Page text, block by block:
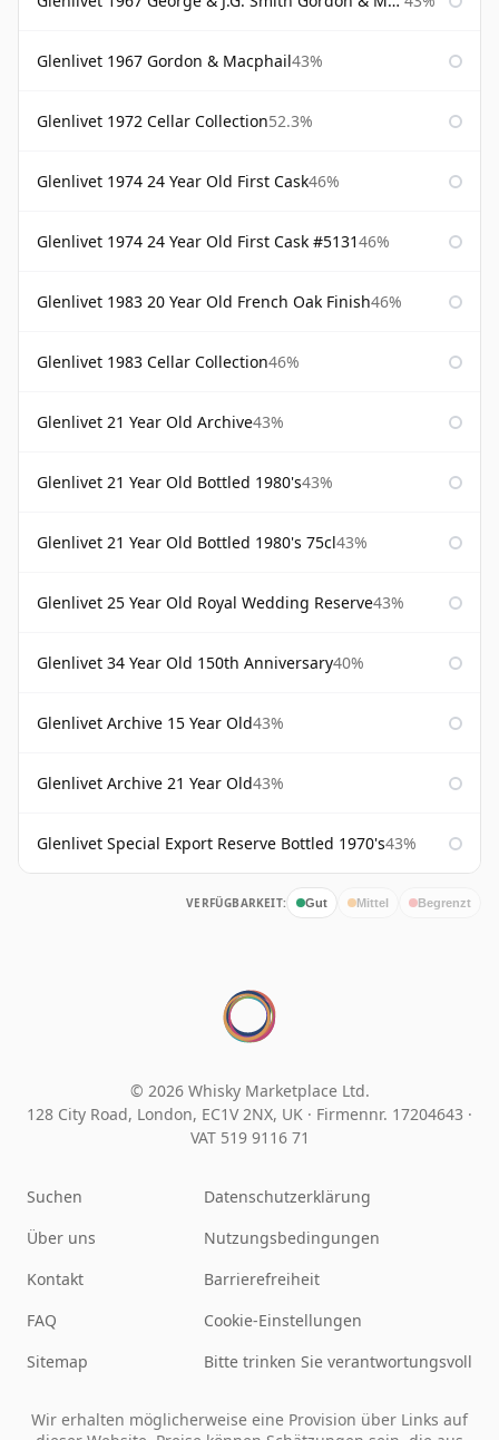
Glenlivet 1967 Gordon & Macphail43%
Glenlivet 1972 Cellar Collection52.3%
Glenlivet 1974 24 Year Old First Cask46%
Glenlivet 1974 24 Year Old First Cask #513146%
Glenlivet 1983 20 Year Old French Oak Finish46%
Glenlivet 1983 Cellar Collection46%
Glenlivet 21 Year Old Archive43%
Glenlivet 21 Year Old Bottled 1980's43%
Glenlivet 21 Year Old Bottled 1980's 75cl43%
Glenlivet 25 Year Old Royal Wedding Reserve43%
Glenlivet 34 Year Old 150th Anniversary40%
Glenlivet Archive 15 Year Old43%
Glenlivet Archive 21 Year Old43%
Glenlivet Special Export Reserve Bottled 1970's43%
VERFÜGBARKEIT: Gut Mittel Begrenzt
© 2026 Whisky Marketplace Ltd.
128 City Road, London, EC1V 2NX, UK · Firmennr. 17204643 ·
VAT 519 9116 71
Suchen
Über uns
Kontakt
FAQ
Sitemap
Datenschutzerklärung
Nutzungsbedingungen
Barrierefreiheit
Cookie-Einstellungen
Bitte trinken Sie verantwortungsvoll
Wir erhalten möglicherweise eine Provision über Links auf